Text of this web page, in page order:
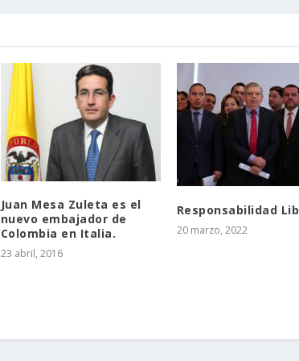
Juan Mesa Zuleta es el
nuevo embajador de
Colombia en Italia.
23 abril, 2016
Responsabilidad
20 marzo, 2022